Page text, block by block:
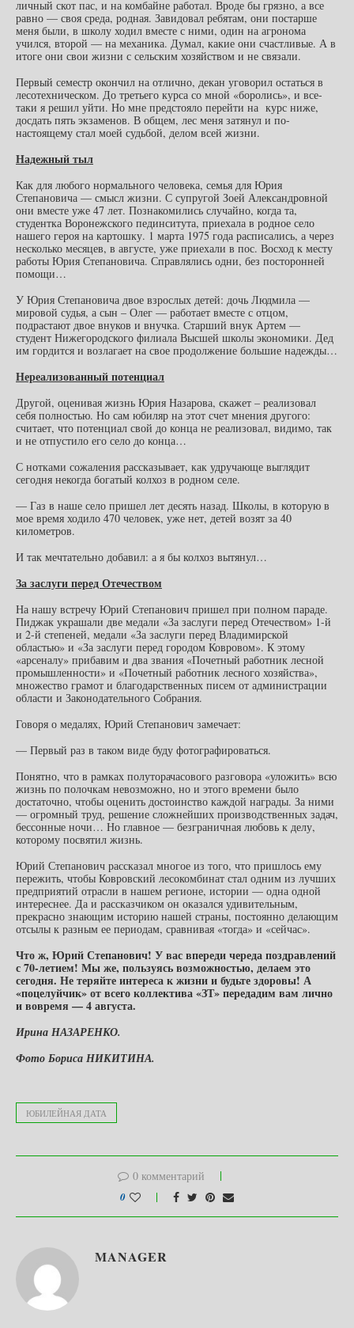
личный скот пас, и на комбайне работал. Вроде бы грязно, а все
равно — своя среда, родная. Завидовал ребятам, они постарше
меня были, в школу ходил вместе с ними, один на агронома
учился, второй — на механика. Думал, какие они счастливые. А в
итоге они свои жизни с сельским хозяйством и не связали.
Первый семестр окончил на отлично, декан уговорил остаться в
лесотехническом. До третьего курса со мной «боролись», и все-
таки я решил уйти. Но мне предстояло перейти на курс ниже,
досдать пять экзаменов. В общем, лес меня затянул и по-
настоящему стал моей судьбой, делом всей жизни.
Надежный тыл
Как для любого нормального человека, семья для Юрия
Степановича — смысл жизни. С супругой Зоей Александровной
они вместе уже 47 лет. Познакомились случайно, когда та,
студентка Воронежского пединситута, приехала в родное село
нашего героя на картошку. 1 марта 1975 года расписались, а через
несколько месяцев, в августе, уже приехали в пос. Восход к месту
работы Юрия Степановича. Справлялись одни, без посторонней
помощи…
У Юрия Степановича двое взрослых детей: дочь Людмила —
мировой судья, а сын – Олег — работает вместе с отцом,
подрастают двое внуков и внучка. Старший внук Артем —
студент Нижегородского филиала Высшей школы экономики. Дед
им гордится и возлагает на свое продолжение большие надежды…
Нереализованный потенциал
Другой, оценивая жизнь Юрия Назарова, скажет – реализовал
себя полностью. Но сам юбиляр на этот счет мнения другого:
считает, что потенциал свой до конца не реализовал, видимо, так
и не отпустило его село до конца…
С нотками сожаления рассказывает, как удручающе выглядит
сегодня некогда богатый колхоз в родном селе.
— Газ в наше село пришел лет десять назад. Школы, в которую в
мое время ходило 470 человек, уже нет, детей возят за 40
километров.
И так мечтательно добавил: а я бы колхоз вытянул…
За заслуги перед Отечеством
На нашу встречу Юрий Степанович пришел при полном параде.
Пиджак украшали две медали «За заслуги перед Отечеством» 1-й
и 2-й степеней, медали «За заслуги перед Владимирской
областью» и «За заслуги перед городом Ковровом». К этому
«арсеналу» прибавим и два звания «Почетный работник лесной
промышленности» и «Почетный работник лесного хозяйства»,
множество грамот и благодарственных писем от администрации
области и Законодательного Собрания.
Говоря о медалях, Юрий Степанович замечает:
— Первый раз в таком виде буду фотографироваться.
Понятно, что в рамках полуторачасового разговора «уложить» всю
жизнь по полочкам невозможно, но и этого времени было
достаточно, чтобы оценить достоинство каждой награды. За ними
— огромный труд, решение сложнейших производственных задач,
бессонные ночи… Но главное — безграничная любовь к делу,
которому посвятил жизнь.
Юрий Степанович рассказал многое из того, что пришлось ему
пережить, чтобы Ковровский лесокомбинат стал одним из лучших
предприятий отрасли в нашем регионе, истории — одна одной
интереснее. Да и рассказчиком он оказался удивительным,
прекрасно знающим историю нашей страны, постоянно делающим
отсылы к разным ее периодам, сравнивая «тогда» и «сейчас».
Что ж, Юрий Степанович! У вас впереди череда поздравлений
с 70-летием! Мы же, пользуясь возможностью, делаем это
сегодня. Не теряйте интереса к жизни и будьте здоровы! А
«поцелуйчик» от всего коллектива «ЗТ» передадим вам лично
и вовремя — 4 августа.
Ирина НАЗАРЕНКО.
Фото Бориса НИКИТИНА.
ЮБИЛЕЙНАЯ ДАТА
0 комментарий
0
MANAGER